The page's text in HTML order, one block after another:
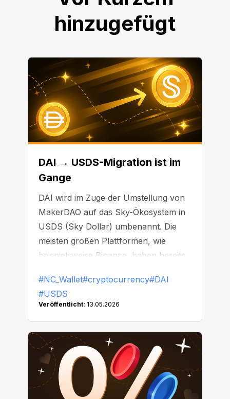
hinzugefügt
DAI → USDS-Migration ist im
Gange
DAI wird im Zuge der Umstellung von
MakerDAO auf das Sky-Ökosystem in
USDS (Sky Dollar) umbenannt. Die
meisten großen Plattformen, wie
beispielsweise Binance, haben bereits
vom Handel auszusetzen.
#NC_Wallet#cryptocurrency#DAI
#USDS
Veröffentlicht: 13.05.2026